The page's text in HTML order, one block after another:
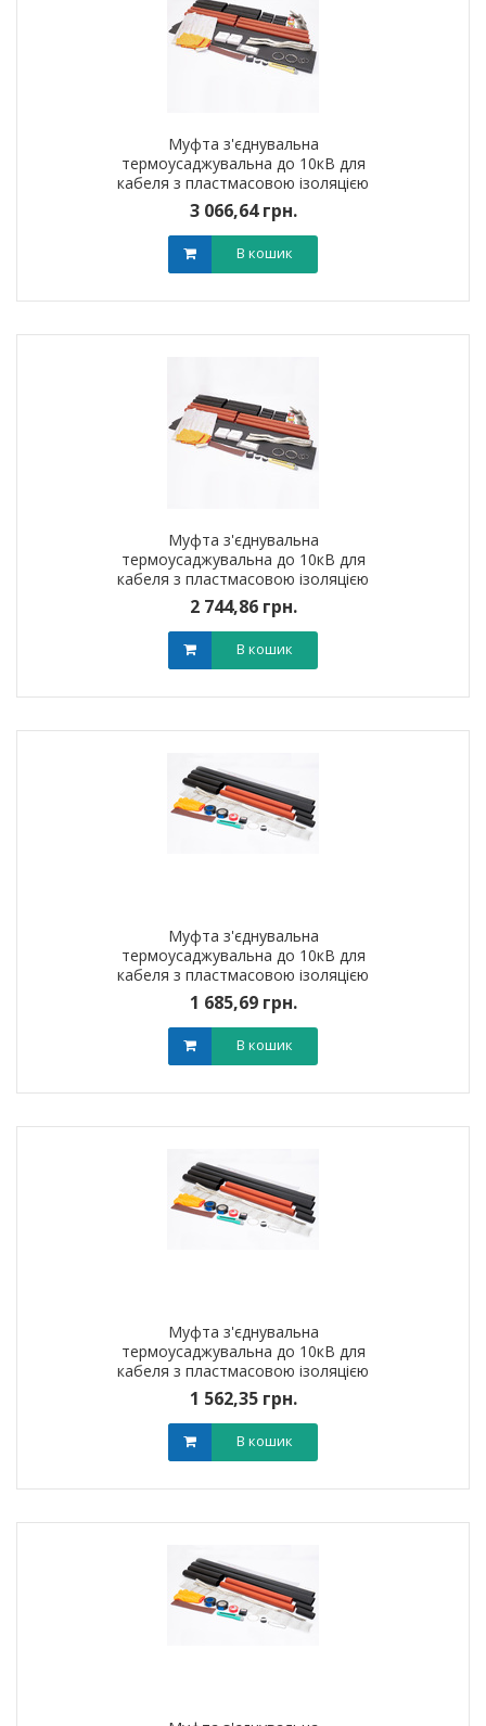
Муфта з'єднувальна
термоусаджувальна до 10кВ для
кабеля з пластмасовою iзоляцiєю
3ПСт10 (70-120мм?) без
наконечників
3 066,64 грн.
В кошик
Муфта з'єднувальна
термоусаджувальна до 10кВ для
кабеля з пластмасовою iзоляцiєю
3ПСт10 (25-50мм?) без
наконечників
2 744,86 грн.
В кошик
Муфта з'єднувальна
термоусаджувальна до 10кВ для
кабеля з пластмасовою iзоляцiєю
1ПСт10 (300-400мм?) без
наконечників
1 685,69 грн.
В кошик
Муфта з'єднувальна
термоусаджувальна до 10кВ для
кабеля з пластмасовою iзоляцiєю
1ПСт10 (150-240мм?) без
наконечників
1 562,35 грн.
В кошик